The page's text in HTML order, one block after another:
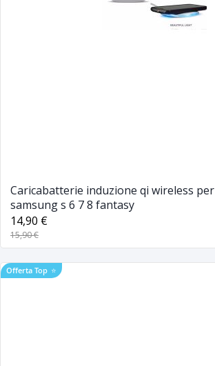
Caricabatterie induzione qi wireless
samsung s 6 7 8 fantasy
14,90 €
15,90 €
Offerta Top ⭐